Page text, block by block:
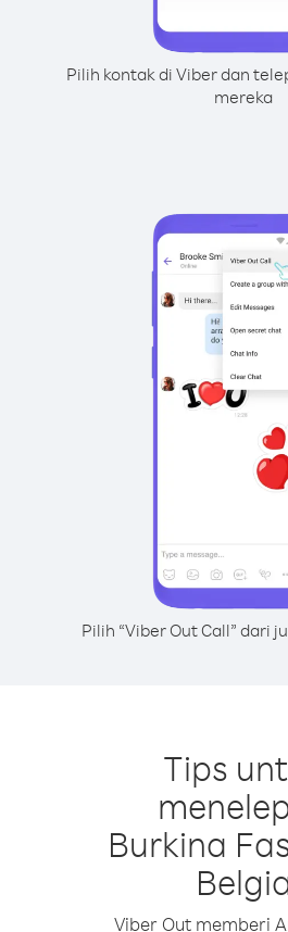
Pilih kontak di Viber dan
mereka
Pilih “Viber Out Call” dari
Tips
Burkina
Viber Out memberi